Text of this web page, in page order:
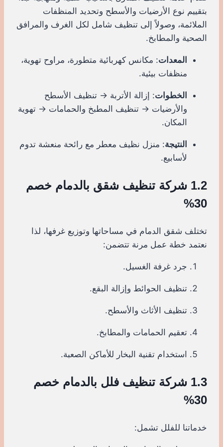
بتقييم نوع الأرضيات والأسطح وتحديد المنظفات
الملائمة، وصولاً إلى تنظيف شامل لكل الغرف والمرافق
الصحية والمطابخ.
المعدات: مكانس كهربائية متطورة، مراوح تهوية،
منظفات بيئية.
الخطوات: إزالة الأتربة → تنظيف الأسطح
والأرضيات → تنظيف المطبخ والحمامات → تهوية
المكان.
النتيجة: منزل نظيف معطر مع رائحة منعشة تدوم
لأسابيع.
1.2 شركة تنظيف شقق بالدمام خصم
30%
تختلف شقق الدمام في مساحاتها وتوزيع غرفها، لذا
نعتمد خطة عمل مرنة تتضمن:
جرد غرفة الغسيل.
تنظيف الحوائط وإزالة البقع.
تنظيف الأثاث والأسطح.
تعقيم الحمامات والمطابخ.
استخدام تقنية البخار للأماكن الصعبة.
1.3 شركة تنظيف فلل بالدمام خصم
30%
خدماتنا للفلل تشمل: